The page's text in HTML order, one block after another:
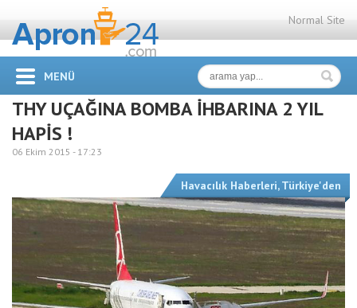
Normal Site
MENÜ
THY UÇAĞINA BOMBA İHBARINA 2 YIL
HAPİS !
06 Ekim 2015 - 17:23
Havacılık Haberleri,Türkiye'den